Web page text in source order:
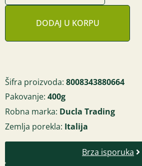
DODAJ U KORPU
Šifra proizvoda: 8008343880664
Pakovanje: 400g
Robna marka: Ducla Trading
Zemlja porekla: Italija
Brza isporuka